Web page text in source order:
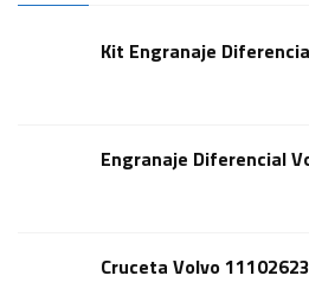
Kit Engranaje
Engranaje Diferencial
Cruceta Volvo 11102623